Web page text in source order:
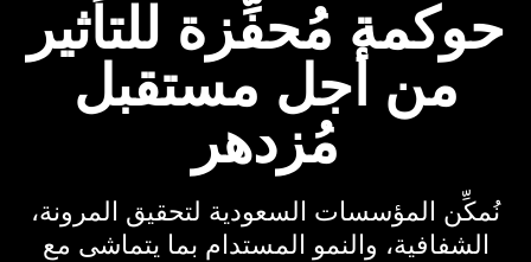
حوكمة مُحفِّزة للتأثير
من أجل مستقبل
مُزدهر
نُمكِّن المؤسسات السعودية لتحقيق المرونة،
الشفافية، والنمو المستدام بما يتماشى مع